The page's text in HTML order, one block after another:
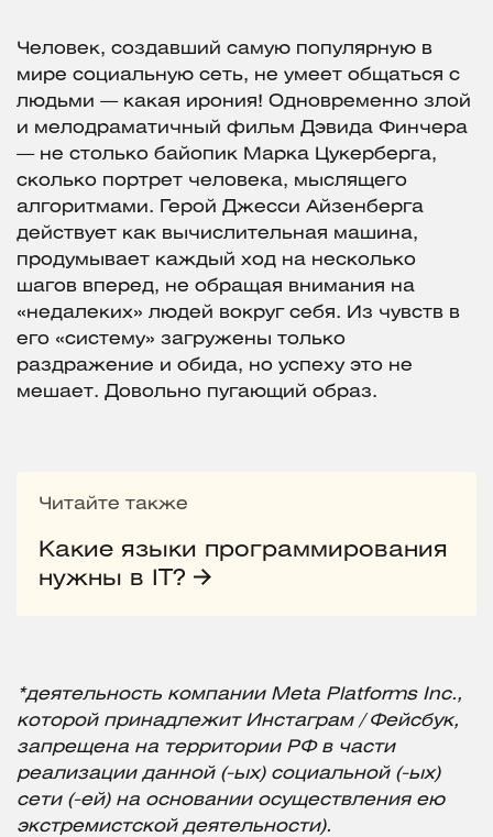
Человек, создавший самую популярную в
мире социальную сеть, не умеет общаться с
людьми — какая ирония! Одновременно злой
и мелодраматичный фильм Дэвида Финчера
— не столько байопик Марка Цукерберга,
сколько портрет человека, мыслящего
алгоритмами. Герой Джесси Айзенберга
действует как вычислительная машина,
продумывает каждый ход на несколько
шагов вперед, не обращая внимания на
«недалеких» людей вокруг себя. Из чувств в
его «систему» загружены только
раздражение и обида, но успеху это не
мешает. Довольно пугающий образ.
Читайте также
Какие языки программирования
нужны в IT?
*деятельность компании Meta Platforms Inc.,
которой принадлежит Инстаграм / Фейсбук,
запрещена на территории РФ в части
реализации данной (-ых) социальной (-ых)
сети (-ей) на основании осуществления ею
экстремистской деятельности).